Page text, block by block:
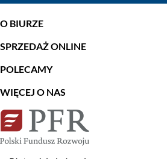
O BIURZE
SPRZEDAŻ ONLINE
POLECAMY
WIĘCEJ O NAS